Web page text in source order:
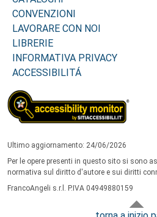
CONVENZIONI
LAVORARE CON NOI
LIBRERIE
INFORMATIVA PRIVACY
ACCESSIBILITÁ
Ultimo aggiornamento: 24/06/2026
Per le opere presenti in questo sito si sono
normativa sul diritto d'autore e sui diritti
FrancoAngeli s.r.l. P.IVA 04949880159